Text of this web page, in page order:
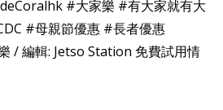
#大家樂 #有大家就有大
#母親節優惠 #長者優惠
/ 編輯: Jetso Station 免費試用情